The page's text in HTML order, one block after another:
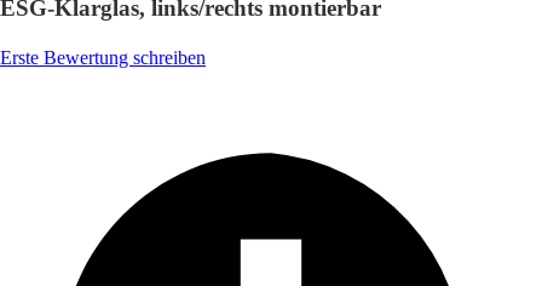
ESG-Klarglas, links/rechts montierbar
Erste Bewertung schreiben